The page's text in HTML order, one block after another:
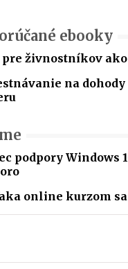
ebooky
pre živnostníkov
na
podpory Windows
online kurzom